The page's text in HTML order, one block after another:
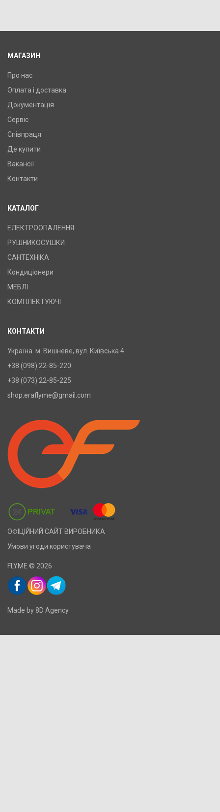
МАГАЗИН
Про нас
Оплата і доставка
Документація
Сервіс
Співпраця
Де купити
Вакансії
Контакти
КАТАЛОГ
ЕЛЕКТРООПАЛЕННЯ
РУШНИКОСУШКИ
САНТЕХНІКА
Кондиціонери
МЕБЛІ
КОМПЛЕКТУЮЧІ
КОНТАКТИ
Україна. м. Вишневе, вул. Київська 4
+38 (098) 22-85-220
+38 (073) 22-85-225
shop.eraflyme@gmail.com
ОФІЦІЙНИЙ САЙТ ВИРОБНИКА
Умови угоди користувача
FLYME © 2026
Made by 8D Agency
... ...